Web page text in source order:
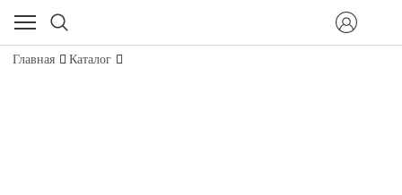
Главная Каталог